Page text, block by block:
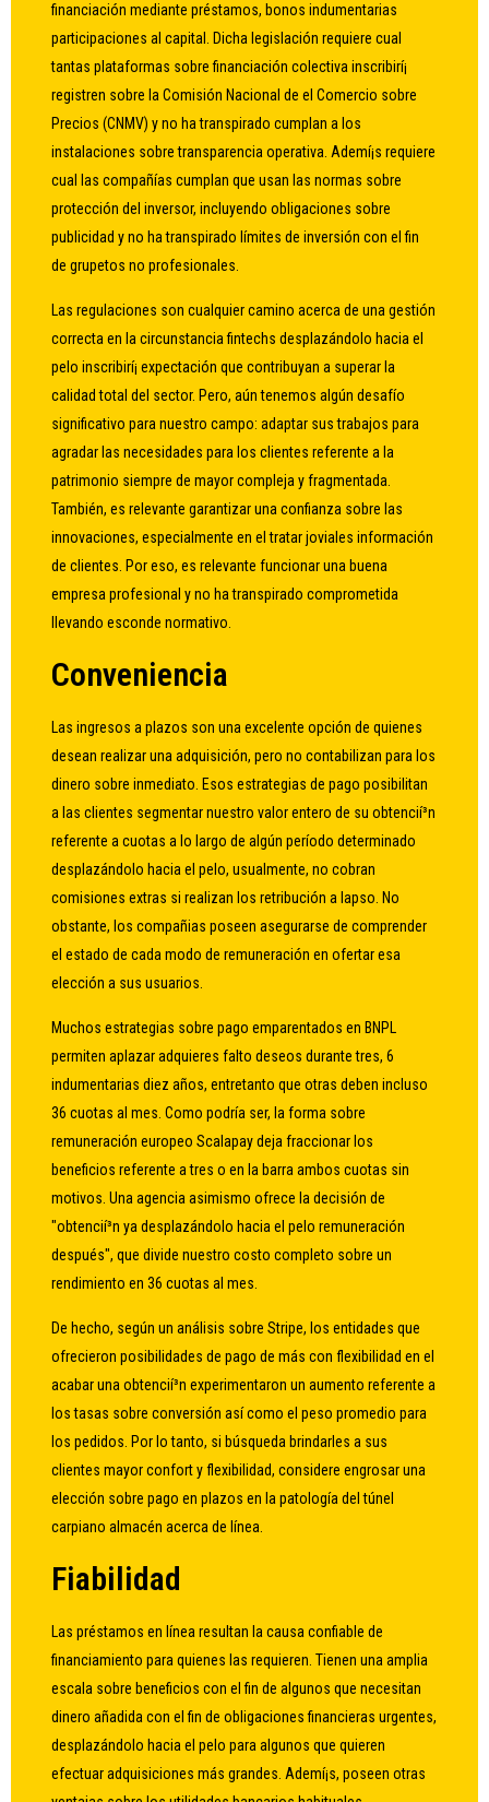
financiación mediante préstamos, bonos indumentarias
participaciones al capital. Dicha legislación requiere cual
tantas plataformas sobre financiación colectiva inscribirí¡
registren sobre la Comisión Nacional de el Comercio sobre
Precios (CNMV) y no ha transpirado cumplan a los
instalaciones sobre transparencia operativa. Ademí¡s requiere
cual las compañías cumplan que usan las normas sobre
protección del inversor, incluyendo obligaciones sobre
publicidad y no ha transpirado límites de inversión con el fin
de grupetos no profesionales.
Las regulaciones son cualquier camino acerca de una gestión
correcta en la circunstancia fintechs desplazándolo hacia el
pelo inscribirí¡ expectación que contribuyan a superar la
calidad total del sector. Pero, aún tenemos algún desafío
significativo para nuestro campo: adaptar sus trabajos para
agradar las necesidades para los clientes referente a la
patrimonio siempre de mayor compleja y fragmentada.
También, es relevante garantizar una confianza sobre las
innovaciones, especialmente en el tratar joviales información
de clientes. Por eso, es relevante funcionar una buena
empresa profesional y no ha transpirado comprometida
llevando esconde normativo.
Conveniencia
Las ingresos a plazos son una excelente opción de quienes
desean realizar una adquisición, pero no contabilizan para los
dinero sobre inmediato. Esos estrategias de pago posibilitan
a las clientes segmentar nuestro valor entero de su obtencií³n
referente a cuotas a lo largo de algún período determinado
desplazándolo hacia el pelo, usualmente, no cobran
comisiones extras si realizan los retribución a lapso. No
obstante, los compañias poseen asegurarse de comprender
el estado de cada modo de remuneración en ofertar esa
elección a sus usuarios.
Muchos estrategias sobre pago emparentados en BNPL
permiten aplazar adquieres falto deseos durante tres, 6
indumentarias diez años, entretanto que otras deben incluso
36 cuotas al mes. Como podrí­a ser, la forma sobre
remuneración europeo Scalapay deja fraccionar los
beneficios referente a tres o en la barra ambos cuotas sin
motivos. Una agencia asimismo ofrece la decisión de
"obtencií³n ya desplazándolo hacia el pelo remuneración
después", que divide nuestro costo completo sobre un
rendimiento en 36 cuotas al mes.
De hecho, según un análisis sobre Stripe, los entidades que
ofrecieron posibilidades de pago de más con flexibilidad en el
acabar una obtencií³n experimentaron un aumento referente a
los tasas sobre conversión así­ como el peso promedio para
los pedidos. Por lo tanto, si búsqueda brindarles a sus
clientes mayor confort y flexibilidad, considere engrosar una
elección sobre pago en plazos en la patologí­a del túnel
carpiano almacén acerca de línea.
Fiabilidad
Las préstamos en línea resultan la causa confiable de
financiamiento para quienes las requieren. Tienen una amplia
escala sobre beneficios con el fin de algunos que necesitan
dinero añadida con el fin de obligaciones financieras urgentes,
desplazándolo hacia el pelo para algunos que quieren
efectuar adquisiciones más grandes. Ademí¡s, poseen otras